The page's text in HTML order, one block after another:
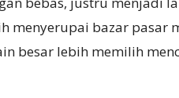
menyerupai bazar pasar
besar lebih memilih